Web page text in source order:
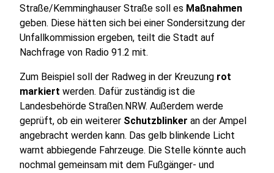
Straße/Kemminghauser Straße soll es Maßnahmen
geben. Diese hätten sich bei einer Sondersitzung der
Unfallkommission ergeben, teilt die Stadt auf
Nachfrage von Radio 91.2 mit.
Zum Beispiel soll der Radweg in der Kreuzung rot
markiert werden. Dafür zuständig ist die
Landesbehörde Straßen.NRW. Außerdem werde
geprüft, ob ein weiterer Schutzblinker an der Ampel
angebracht werden kann. Das gelb blinkende Licht
warnt abbiegende Fahrzeuge. Die Stelle könnte auch
nochmal gemeinsam mit dem Fußgänger- und